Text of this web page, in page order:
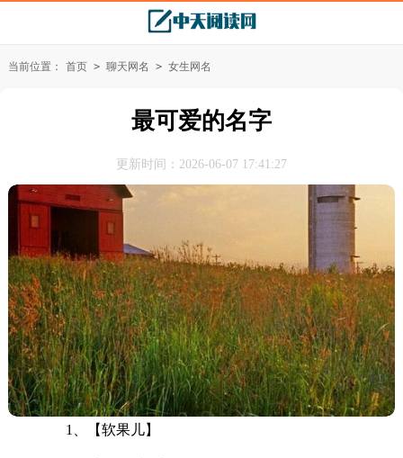
当前位置： 首页 > 聊天网名 > 女生网名
最可爱的名字
更新时间：2026-06-07 17:41:27
1、【软果儿】